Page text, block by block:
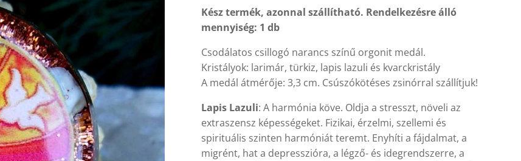
Kész termék, azonnal szállítható. Rendelkezésre álló
mennyiség: 1 db
Csodálatos csillogó narancs színű orgonit medál.
Kristályok: larimár, türkiz, lapis lazuli és kvarckristály
A medál átmérője: 3,3 cm. Csúszókötéses zsinórral szállítjuk!
Lapis Lazuli: A harmónia köve. Oldja a stresszt, növeli az
extraszensz képességeket. Fizikai, érzelmi, szellemi és
spirituális szinten harmóniát teremt. Enyhíti a fájdalmat, a
migrént, hat a depresszióra, a légző- és idegrendszerre, a